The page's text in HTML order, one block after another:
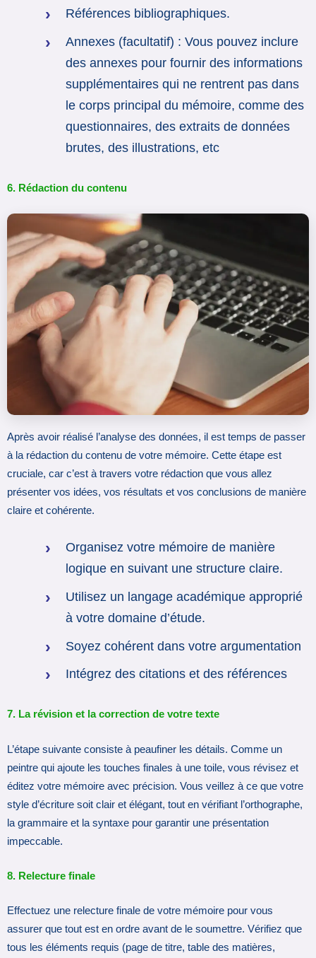
Références bibliographiques.
Annexes (facultatif) : Vous pouvez inclure
des annexes pour fournir des informations
supplémentaires qui ne rentrent pas dans
le corps principal du mémoire, comme des
questionnaires, des extraits de données
brutes, des illustrations, etc
6. Rédaction du contenu
Après avoir réalisé l’analyse des données, il est temps de passer
à la rédaction du contenu de votre mémoire. Cette étape est
cruciale, car c’est à travers votre rédaction que vous allez
présenter vos idées, vos résultats et vos conclusions de manière
claire et cohérente.
Organisez votre mémoire de manière
logique en suivant une structure claire.
Utilisez un langage académique approprié
à votre domaine d’étude.
Soyez cohérent dans votre argumentation
Intégrez des citations et des références
7. La révision et la correction de votre texte
L’étape suivante consiste à peaufiner les détails. Comme un
peintre qui ajoute les touches finales à une toile, vous révisez et
éditez votre mémoire avec précision. Vous veillez à ce que votre
style d’écriture soit clair et élégant, tout en vérifiant l’orthographe,
la grammaire et la syntaxe pour garantir une présentation
impeccable.
8. Relecture finale
Effectuez une relecture finale de votre mémoire pour vous
assurer que tout est en ordre avant de le soumettre. Vérifiez que
tous les éléments requis (page de titre, table des matières,